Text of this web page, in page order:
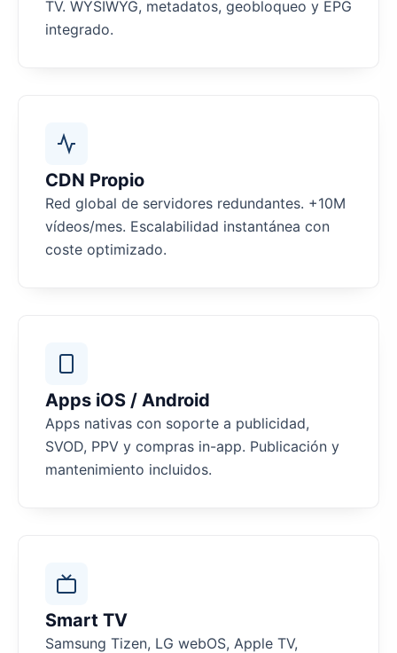
TV. WYSIWYG, metadatos, geobloqueo y EPG
integrado.
CDN Propio
Red global de servidores redundantes. +10M
vídeos/mes. Escalabilidad instantánea con
coste optimizado.
Apps iOS / Android
Apps nativas con soporte a publicidad,
SVOD, PPV y compras in-app. Publicación y
mantenimiento incluidos.
Smart TV
Samsung Tizen, LG webOS, Apple TV,